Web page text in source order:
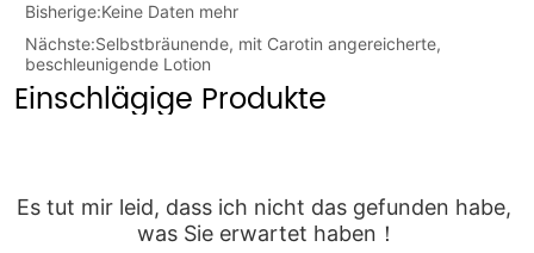
Bisherige:Keine Daten mehr
Nächste:Selbstbräunende, mit Carotin angereicherte,
beschleunigende Lotion
Einschlägige Produkte
Es tut mir leid, dass ich nicht das gefunden habe,
was Sie erwartet haben！